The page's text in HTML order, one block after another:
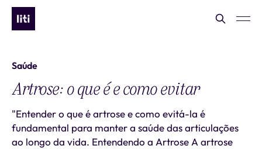
Saúde
Artrose: o que é e como evitar
"Entender o que é artrose e como evitá-la é
fundamental para manter a saúde das articulações
ao longo da vida. Entendendo a Artrose A artrose